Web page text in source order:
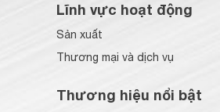
Lĩnh vực hoạt động
Sản xuất
Thương mại và dịch vụ
Thương hiệu nổi bật